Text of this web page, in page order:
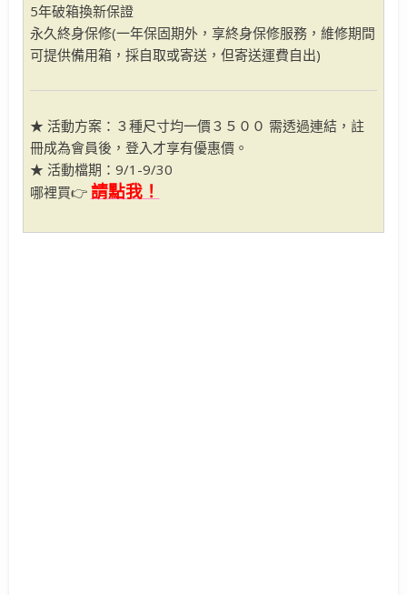
5年破箱換新保證
永久終身保修(一年保固期外，享終身保修服務，維修期間
可提供備用箱，採自取或寄送，但寄送運費自出)
★ 活動方案：３種尺寸均一價３５００ 需透過連結，註
冊成為會員後，登入才享有優惠價。
★ 活動檔期：9/1-9/30
哪裡買👉 請點我！